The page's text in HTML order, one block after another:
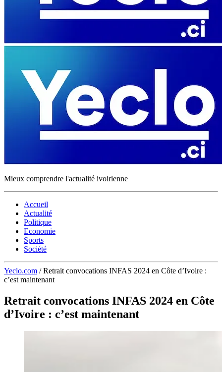
Mieux comprendre l'actualité ivoirienne
Accueil
Actualité
Politique
Economie
Sports
Société
Yeclo.com / Retrait convocations INFAS 2024 en Côte d’Ivoire :
c’est maintenant
Retrait convocations INFAS 2024 en Côte
d’Ivoire : c’est maintenant